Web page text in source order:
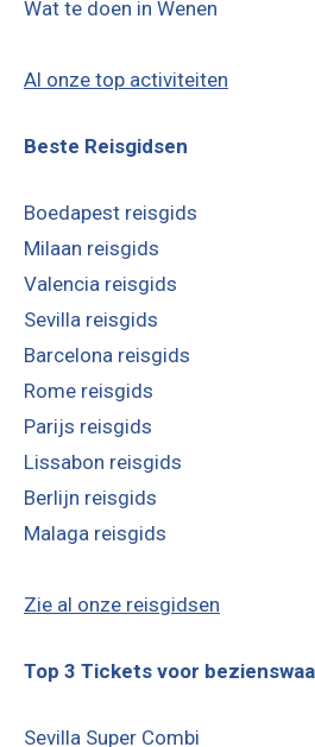
Wat te doen in Wenen
Al onze top activiteiten
Beste Reisgidsen
Boedapest reisgids
Milaan reisgids
Valencia reisgids
Sevilla reisgids
Barcelona reisgids
Rome reisgids
Parijs reisgids
Lissabon reisgids
Berlijn reisgids
Malaga reisgids
Zie al onze reisgidsen
Top 3 Tickets voor
Sevilla Super Combi